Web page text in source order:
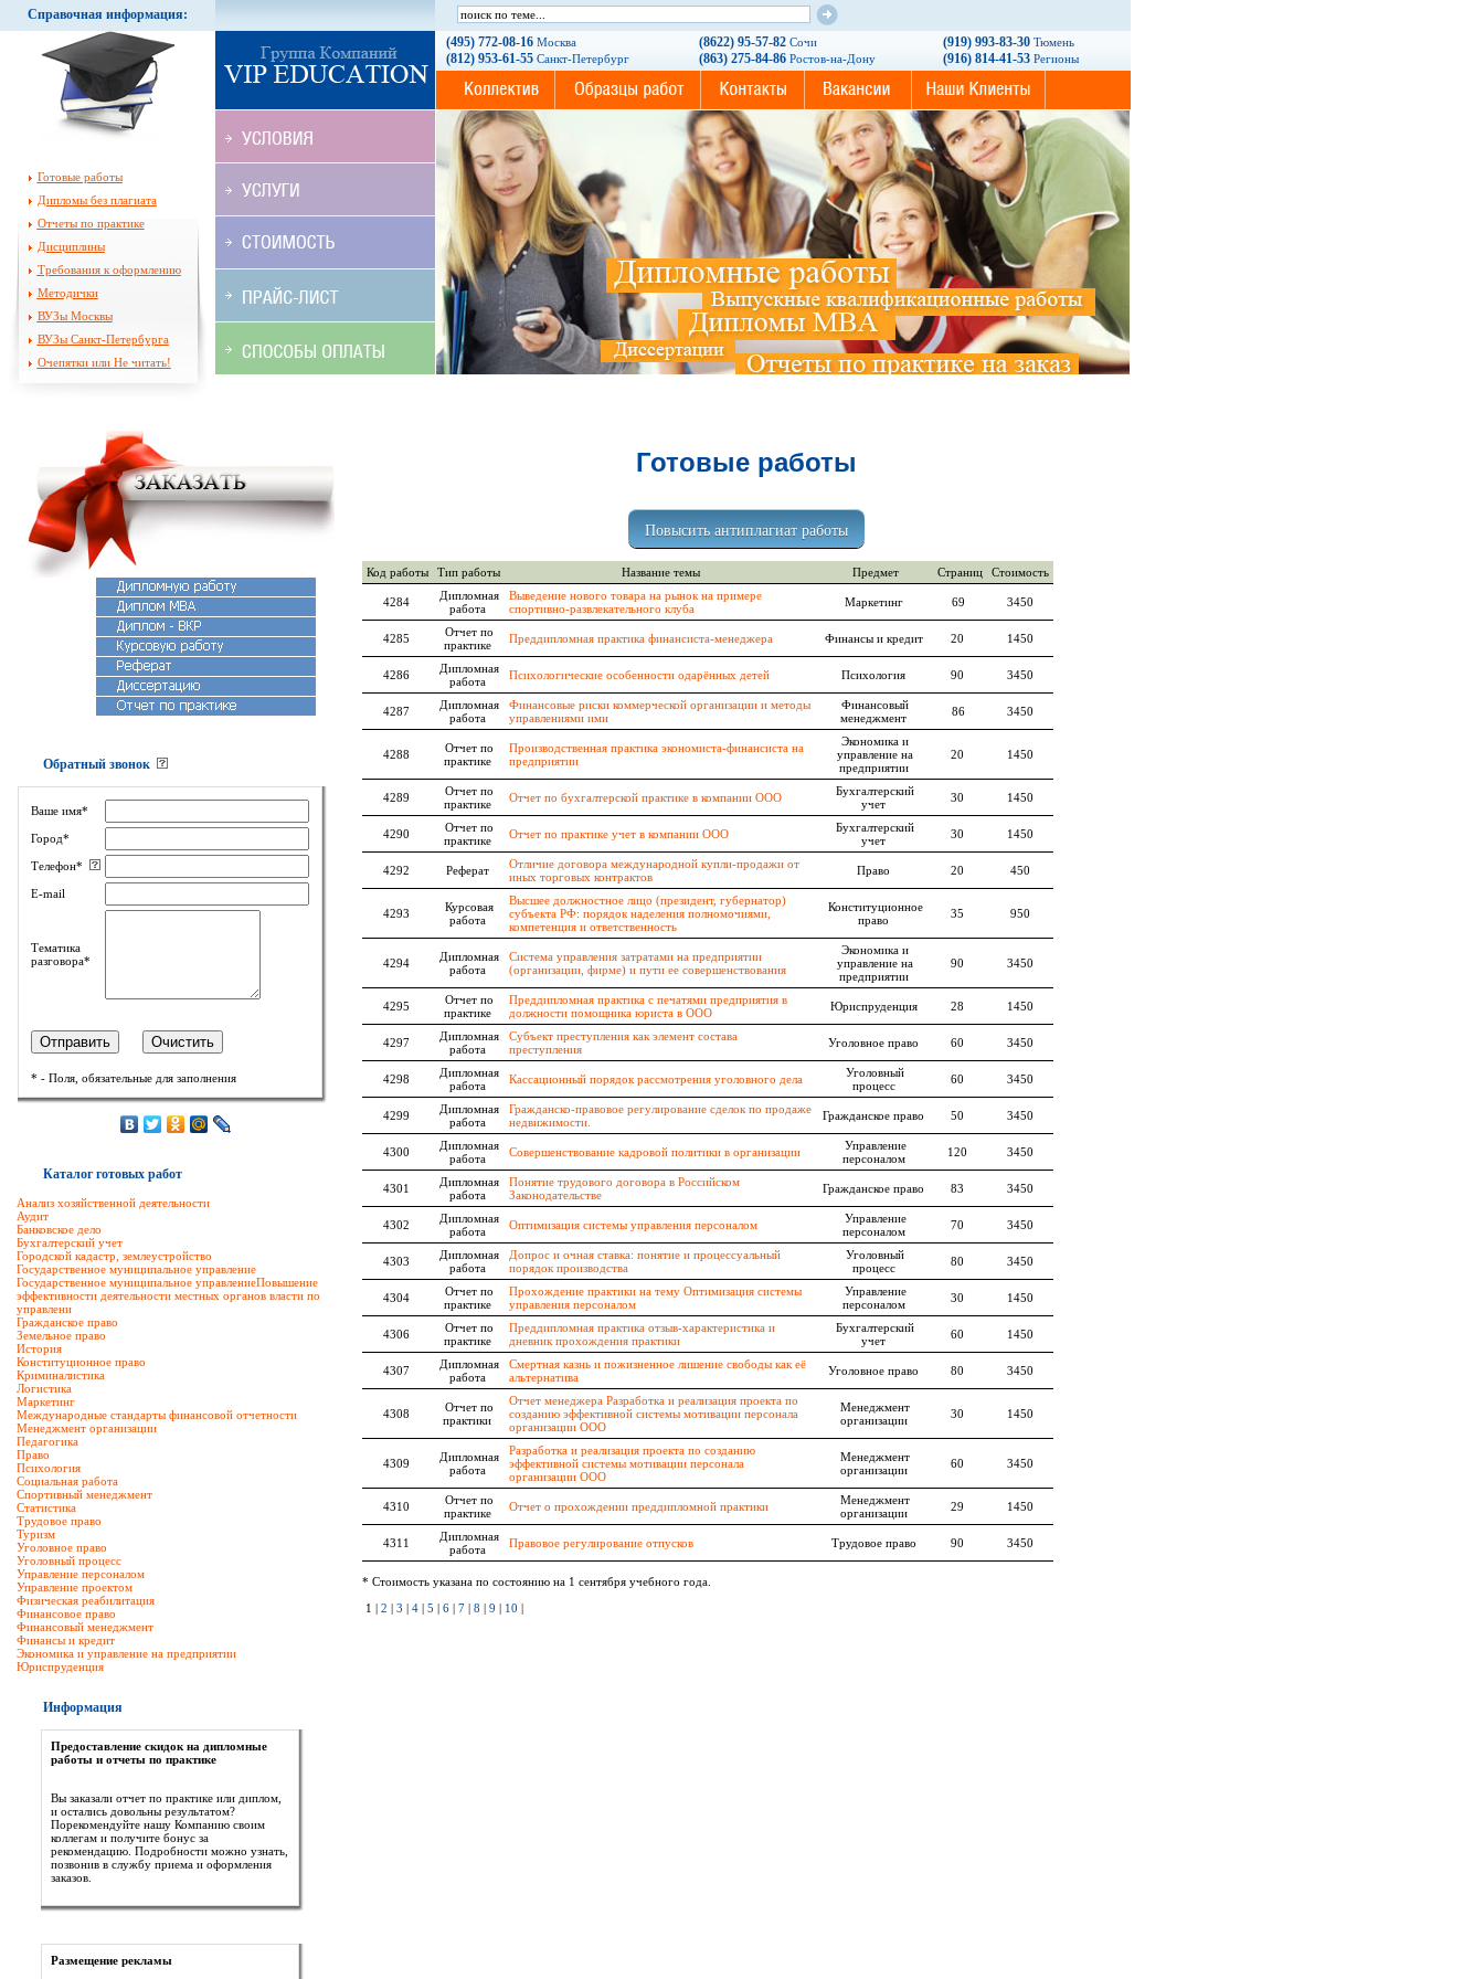
Справочная информация:
Готовые работы
Дипломы без плагиата
Отчеты по практике
Дисциплины
Требования к оформлению
Методички
ВУЗы Москвы
ВУЗы Санкт-Петербурга
Очепятки или Не читать!
(495) 772-08-16 Москва
(812) 953-61-55 Санкт-Петербург
(8622) 95-57-82 Сочи
(863) 275-84-86 Ростов-на-Дону
(919) 993-83-30 Тюмень
(916) 814-41-53 Регионы
Обратный звонок
Ваше имя*
Город*
Телефон*
E-mail
Тематика
разговора*
* - Поля, обязательные для заполнения
Каталог готовых работ
Анализ хозяйственной деятельности
Аудит
Банковское дело
Бухгалтерский учет
Городской кадастр, землеустройство
Государственное муниципальное управление
Государственное муниципальное управлениеПовышение
эффективности деятельности местных органов власти по
управлени
Гражданское право
Земельное право
История
Конституционное право
Криминалистика
Логистика
Маркетинг
Международные стандарты финансовой отчетности
Менеджмент организации
Педагогика
Право
Психология
Социальная работа
Спортивный менеджмент
Статистика
Трудовое право
Туризм
Уголовное право
Уголовный процесс
Управление персоналом
Управление проектом
Физическая реабилитация
Финансовое право
Финансовый менеджмент
Финансы и кредит
Экономика и управление на предприятии
Юриспруденция
Информация
Предоставление скидок на дипломные
работы и отчеты по практике
Вы заказали отчет по практике или диплом,
и остались довольны результатом?
Порекомендуйте нашу Компанию своим
коллегам и получите бонус за
рекомендацию. Подробности можно узнать,
позвонив в службу приема и оформления
заказов.
Размещение рекламы
Готовые работы
Повысить антиплагиат работы
Код работы Тип работы Название темы Предмет Страниц Стоимость
4284
Дипломная
работа
Выведение нового товара на рынок на примере
спортивно-развлекательного клуба
Маркетинг 69 3450
4285
Отчет по
практике
Преддипломная практика финансиста-менеджера Финансы и кредит 20 1450
4286
Дипломная
работа
Психологические особенности одарённых детей Психология 90 3450
4287
Дипломная
работа
Финансовые риски коммерческой организации и методы
управлениями ими
Финансовый
менеджмент
86 3450
4288
Отчет по
практике
Производственная практика экономиста-финансиста на
предприятии
Экономика и
управление на
предприятии
20 1450
4289
Отчет по
практике
Отчет по бухгалтерской практике в компании ООО
Бухгалтерский
учет
30 1450
4290
Отчет по
практике
Отчет по практике учет в компании ООО
Бухгалтерский
учет
30 1450
4292 Реферат
Отличие договора международной купли-продажи от
иных торговых контрактов
Право 20 450
4293
Курсовая
работа
Высшее должностное лицо (президент, губернатор)
субъекта РФ: порядок наделения полномочиями,
компетенция и ответственность
Конституционное
право
35 950
4294
Дипломная
работа
Система управления затратами на предприятии
(организации, фирме) и пути ее совершенствования
Экономика и
управление на
предприятии
90 3450
4295
Отчет по
практике
Преддипломная практика с печатями предприятия в
должности помощника юриста в ООО
Юриспруденция 28 1450
4297
Дипломная
работа
Субъект преступления как элемент состава
преступления
Уголовное право 60 3450
4298
Дипломная
работа
Кассационный порядок рассмотрения уголовного дела
Уголовный
процесс
60 3450
4299
Дипломная
работа
Гражданско-правовое регулирование сделок по продаже
недвижимости.
Гражданское право 50 3450
4300
Дипломная
работа
Совершенствование кадровой политики в организации
Управление
персоналом
120 3450
4301
Дипломная
работа
Понятие трудового договора в Российском
Законодательстве
Гражданское право 83 3450
4302
Дипломная
работа
Оптимизация системы управления персоналом
Управление
персоналом
70 3450
4303
Дипломная
работа
Допрос и очная ставка: понятие и процессуальный
порядок производства
Уголовный
процесс
80 3450
4304
Отчет по
практике
Прохождение практики на тему Оптимизация системы
управления персоналом
Управление
персоналом
30 1450
4306
Отчет по
практике
Преддипломная практика отзыв-характеристика и
дневник прохождения практики
Бухгалтерский
учет
60 1450
4307
Дипломная
работа
Смертная казнь и пожизненное лишение свободы как её
альтернатива
Уголовное право 80 3450
4308
Отчет по
практики
Отчет менеджера Разработка и реализация проекта по
созданию эффективной системы мотивации персонала
организации ООО
Менеджмент
организации
30 1450
4309
Дипломная
работа
Разработка и реализация проекта по созданию
эффективной системы мотивации персонала
организации ООО
Менеджмент
организации
60 3450
4310
Отчет по
практике
Отчет о прохождении преддипломной практики
Менеджмент
организации
29 1450
4311
Дипломная
работа
Правовое регулирование отпусков Трудовое право 90 3450
* Стоимость указана по состоянию на 1 сентября учебного года.
1 | 2 | 3 | 4 | 5 | 6 | 7 | 8 | 9 | 10 |